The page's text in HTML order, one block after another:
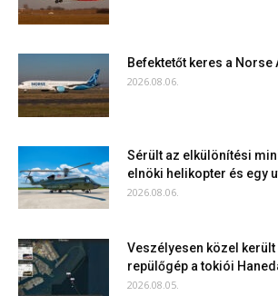
Befektetőt keres a Norse
2026.08.06.
Sérült az elkülönítési
elnöki helikopter és egy
2026.08.06.
Veszélyesen közel
repülőgép a tokiói
2026.08.05.